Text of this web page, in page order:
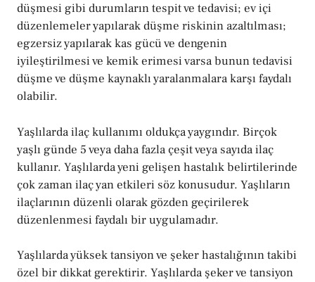
düşmesi gibi durumların tespit ve tedavisi; ev içi
düzenlemeler yapılarak düşme riskinin azaltılması;
egzersiz yapılarak kas gücü ve dengenin
iyileştirilmesi ve kemik erimesi varsa bunun tedavisi
düşme ve düşme kaynaklı yaralanmalara karşı faydalı
olabilir.
Yaşlılarda ilaç kullanımı oldukça yaygındır. Birçok
yaşlı günde 5 veya daha fazla çeşit veya sayıda ilaç
kullanır. Yaşlılarda yeni gelişen hastalık belirtilerinde
çok zaman ilaç yan etkileri söz konusudur. Yaşlıların
ilaçlarının düzenli olarak gözden geçirilerek
düzenlenmesi faydalı bir uygulamadır.
Yaşlılarda yüksek tansiyon ve şeker hastalığının takibi
özel bir dikkat gerektirir. Yaşlılarda şeker ve tansiyon